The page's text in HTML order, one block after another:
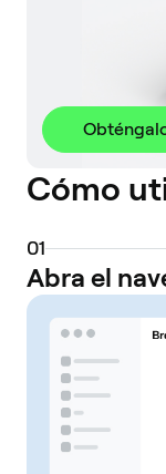
Cómo
01
Abra el